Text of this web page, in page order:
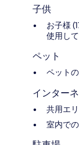
子供
お子様
使用し
ペット
ペット
インター
共用エ
室内で